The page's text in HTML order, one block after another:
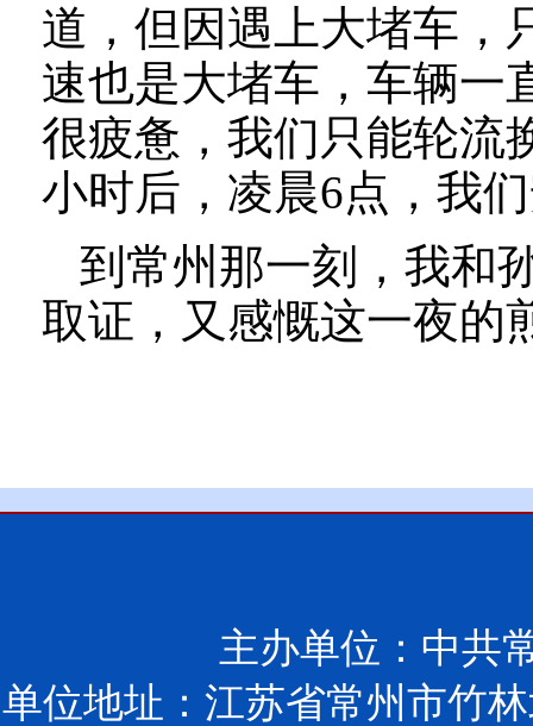
道，但因遇上大堵车，
速也是大堵车，车辆一
很疲惫，我们只能轮流
小时后，凌晨6点，我
到常州那一刻，我和
取证，又感慨这一夜的
主办单位：中共
单位地址：江苏省常州市竹